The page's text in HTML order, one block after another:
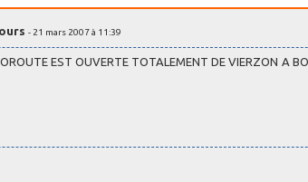
- 21 mars 2007 à 11:39
EST OUVERTE TOTALEMENT DE VIERZON A